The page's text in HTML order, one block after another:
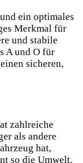
ein optimales‍
Merkmal für
und stabile
A und O für
sicheren,
zahlreiche
als andere
hat,
so die Umwelt.